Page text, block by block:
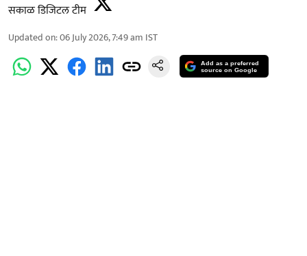
सकाळ डिजिटल टीम
Updated on:06 July 2026, 7:49 am IST
Add as a preferred
source on Google